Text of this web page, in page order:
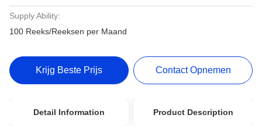
Supply Ability:
100 Reeks/Reeksen per Maand
Krijg Beste Prijs Contact Opnemen
Detail Information Product Description